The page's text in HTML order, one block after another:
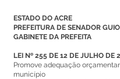
ESTADO DO ACRE
PREFEITURA DE SENADOR
GABINETE DA PREFEITA
LEI Nº 255 DE 12 DE JULHO DE
Promove adequação
município